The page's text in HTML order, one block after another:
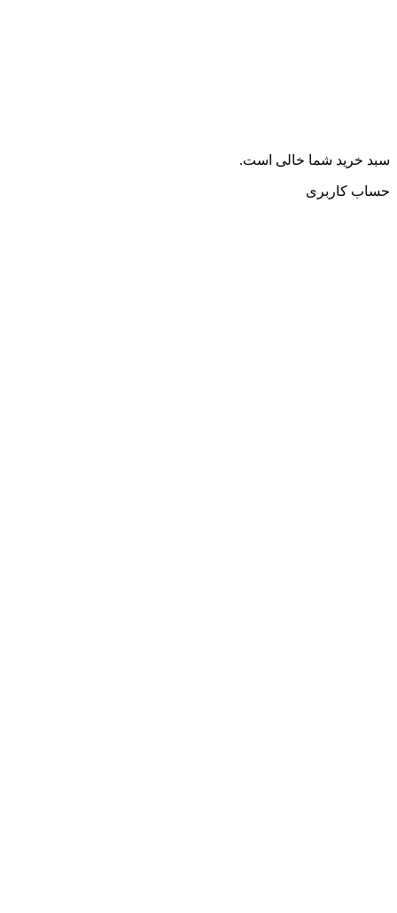
سبد خرید شما خالی است.
حساب کاربری